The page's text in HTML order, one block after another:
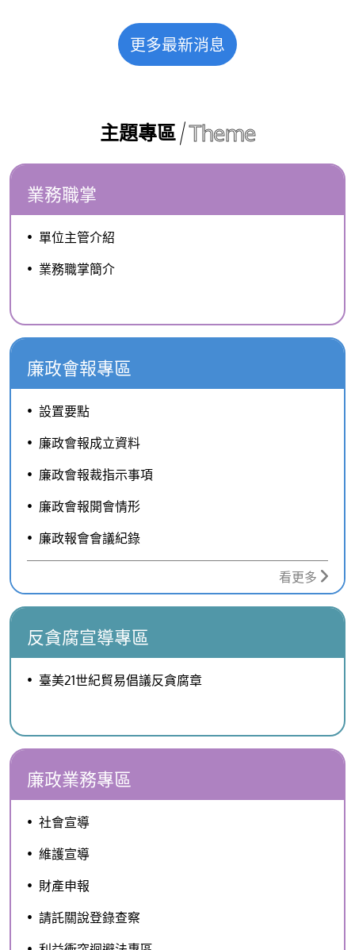
更多最新消息
主題專區 Theme
業務職掌
單位主管介紹
業務職掌簡介
廉政會報專區
設置要點
廉政會報成立資料
廉政會報裁指示事項
廉政會報開會情形
廉政報會會議紀錄
看更多
反貪腐宣導專區
臺美21世紀貿易倡議反貪腐章
廉政業務專區
社會宣導
維護宣導
財產申報
請託關說登錄查察